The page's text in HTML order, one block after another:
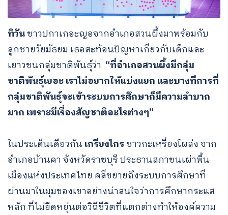
Search
for:
ทิวันชาวปกาเกอะญอจากอำเภอสวนผึ้งมาพร้อมกับ
ลูกชายวัยมัธยม เธอสะท้อนปัญหาเกี่ยวกับเด็กและ
เยาวชนกลุ่มชาติพันธุ์ว่า “ที่อำเภอสวนผึ้งมีกลุ่ม
ชาติพันธุ์เยอะ เราไม่อยากให้แบ่งแยก และบางทีการที่
กลุ่มชาติพันธ์ุจะเข้าระบบการศึกษาก็มีความลำบาก
มาก เพราะมีเรื่องสัญชาติอะไรต่างๆ”
ในประเด็นเดียวกัน เกรียงไกรชาวกะเหรี่ยงโผล่ง จาก
อำเภอบ้านคา จังหวัดราชบุรี ประธานสภาชนเผ่าพื้น
เมืองแห่งประเทศไทย คลี่ขยายถึงระบบการศึกษาที่
ผ่านมาในมุมของเขาอย่างน่าสนใจว่าการศึกษากระแส
หลัก ที่ไม่ยืดหยุ่นต่อวิถีชีวิตที่แตกต่างทำให้องค์ความ